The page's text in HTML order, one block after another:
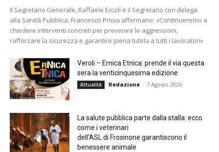
Il Segretario Generale, Raffaele Ercoli e il Segretario con delega
alla Sanità Pubblica, Francesco Prioia affermano: «Continueremo a
chiedere interventi concreti per prevenire le aggressioni,
rafforzare la sicurezza e garantire piena tutela a tutti i lavoratori»
Veroli – Ernica Etnica: prende il via questa
sera la venticinquesima edizione
Attualità Redazione - 7 Agosto 2026
La salute pubblica parte dalla stalla: ecco
come i veterinari
dell’ASL di Frosinone garantiscono il
benessere animale